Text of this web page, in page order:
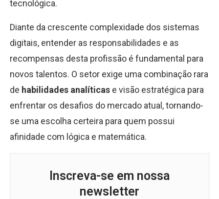
tecnológica.
Diante da crescente complexidade dos sistemas
digitais, entender as responsabilidades e as
recompensas desta profissão é fundamental para
novos talentos. O setor exige uma combinação rara
de habilidades analíticas e visão estratégica para
enfrentar os desafios do mercado atual, tornando-
se uma escolha certeira para quem possui
afinidade com lógica e matemática.
Inscreva-se em nossa
newsletter